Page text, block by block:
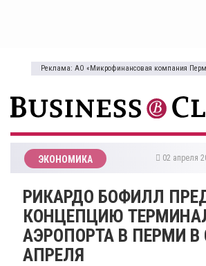
Реклама: АО «Микрофинансовая компания
ЭКОНОМИКА 02 апреля
РИКАРДО БОФИЛЛ
КОНЦЕПЦИЮ
АЭРОПОРТА В ПЕРМИ В
АПРЕЛЯ